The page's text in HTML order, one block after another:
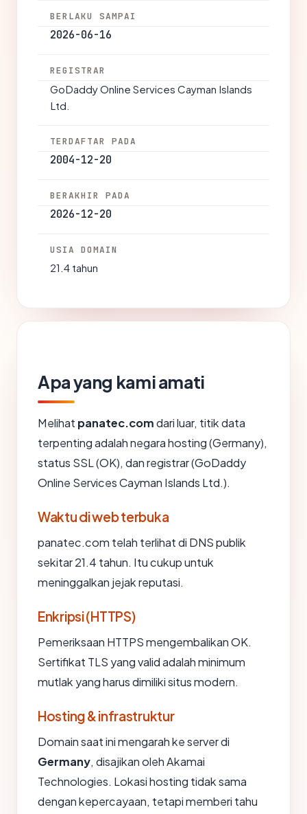
BERLAKU SAMPAI
2026-06-16
REGISTRAR
GoDaddy Online Services Cayman Islands
Ltd.
TERDAFTAR PADA
2004-12-20
BERAKHIR PADA
2026-12-20
USIA DOMAIN
21.4 tahun
Apa yang kami amati
Melihat panatec.comdari luar, titik data
terpenting adalah negara hosting (Germany),
status SSL (OK), dan registrar (GoDaddy
Online Services Cayman Islands Ltd.).
Waktu di web terbuka
panatec.com telah terlihat di DNS publik
sekitar 21.4 tahun. Itu cukup untuk
meninggalkan jejak reputasi.
Enkripsi (HTTPS)
Pemeriksaan HTTPS mengembalikan OK.
Sertifikat TLS yang valid adalah minimum
mutlak yang harus dimiliki situs modern.
Hosting & infrastruktur
Domain saat ini mengarah ke server di
Germany, disajikan oleh Akamai
Technologies. Lokasi hosting tidak sama
dengan kepercayaan, tetapi memberi tahu